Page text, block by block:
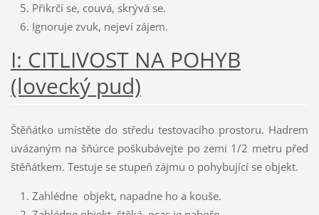
Přikrčí se, couvá, skrývá se.
Ignoruje zvuk, nejeví zájem.
I: CITLIVOST NA POHYB
(lovecký pud)
Štěňátko umístěte do středu testovacího prostoru. Hadrem
uvázaným na šňúrce poškubávejte po zemi 1/2 metru před
štěňátkem. Testuje se stupeň zájmu o pohybující se objekt.
Zahlédne objekt, napadne ho a kouše.